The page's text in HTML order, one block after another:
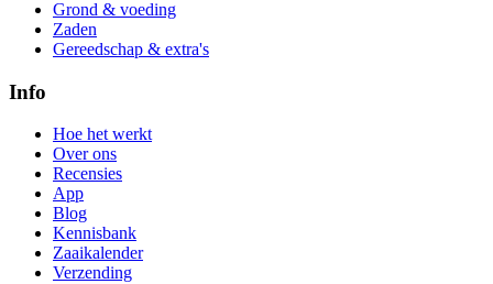
Grond & voeding
Zaden
Gereedschap & extra's
Info
Hoe het werkt
Over ons
Recensies
App
Blog
Kennisbank
Zaaikalender
Verzending